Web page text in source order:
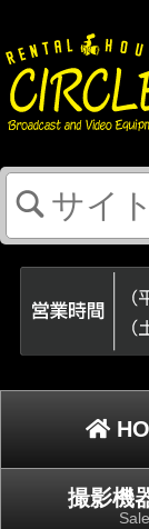
撮影機
Sale